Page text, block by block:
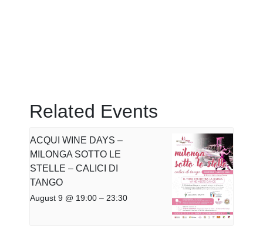
Related Events
ACQUI WINE DAYS –
MILONGA SOTTO LE
STELLE – CALICI DI
TANGO
August 9 @ 19:00 – 23:30